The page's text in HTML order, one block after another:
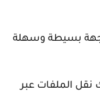
بسيطة وسهلة
نقل الملفات عبر